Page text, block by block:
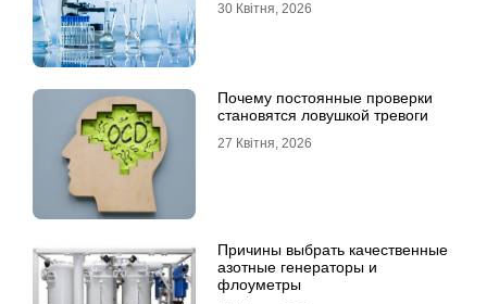
30 Квітня, 2026
Почему постоянные проверки
становятся ловушкой тревоги
27 Квітня, 2026
Причины выбрать качественные
азотные генераторы и
флоуметры